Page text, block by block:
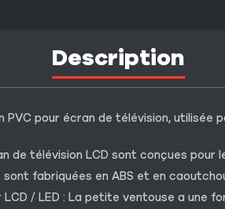
Description
pour écran de télévision, utilisée
de télévision LCD sont conçues
fabriquées en ABS et en
/ LED : La petite ventouse a une